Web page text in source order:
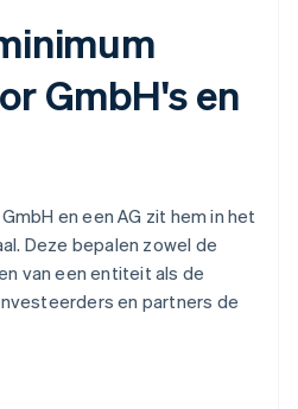
GmbH's en
en een AG zit hem in het
Deze bepalen zowel de
van een entiteit als de
en partners de